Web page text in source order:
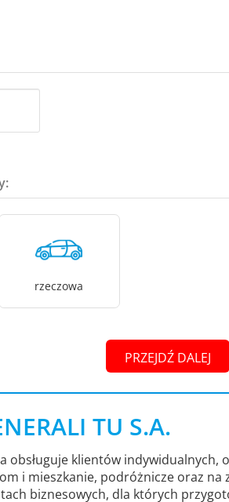
rzeczowa
PRZEJDŹ DALEJ
TU S.A.
obsługuje klientów indywidualnych,
i mieszkanie, podróżnicze oraz na
biznesowych, dla których